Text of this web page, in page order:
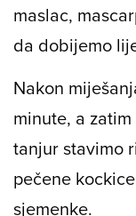
maslac,
da dobijemo
Nakon
minute, a
tanjur stavimo
pečene
sjemenke.